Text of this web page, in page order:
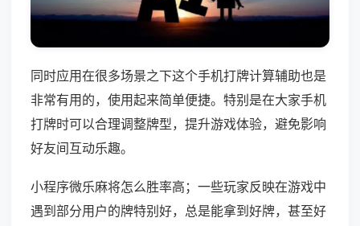
同时应用在很多场景之下这个手机打牌计算辅助也是
非常有用的，使用起来简单便捷。特别是在大家手机
打牌时可以合理调整牌型，提升游戏体验，避免影响
好友间互动乐趣。
小程序微乐麻将怎么胜率高；一些玩家反映在游戏中
遇到部分用户的牌特别好，总是能拿到好牌，甚至好